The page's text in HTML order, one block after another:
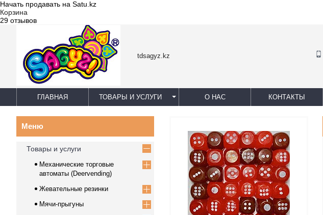
Начать продавать на Satu.kz
Корзина
29 отзывов
tdsagyz.kz
ГЛАВНАЯ ТОВАРЫ И УСЛУГИ О НАС КОНТАКТЫ
Товары и услуги
Механические торговые
автоматы (Deervending)
Жевательные резинки
Мячи-прыгуны